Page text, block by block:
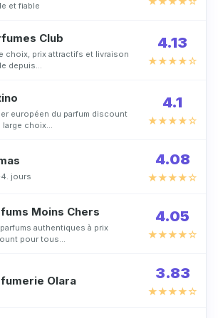
et fiable
Club
choix, prix attractifs et livraison
depuis…
4.13
★★★★☆
européen du parfum discount
large choix…
4.1
★★★★☆
jours
4.08
★★★★☆
Moins Chers
authentiques à prix
pour tous…
4.05
★★★★☆
Olara 3.83
★★★★☆